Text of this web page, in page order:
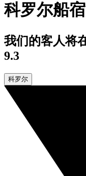
科罗尔船
我们的客人将
9.3
科罗尔